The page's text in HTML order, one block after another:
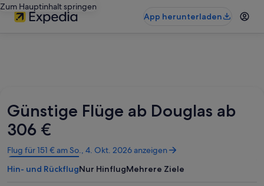
Zum Hauptinhalt springen
App herunterladen
Günstige Flüge ab Douglas ab
306 €
Flug für 151 € am So., 4. Okt. 2026 anzeigen
Wird
in
einem
Hin- und RückflugNur HinflugMehrere Ziele